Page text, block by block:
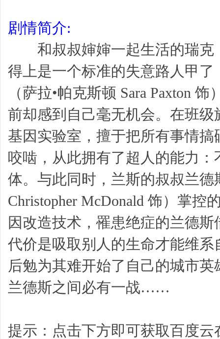
剧情简介:
和叔叔婶婶一起生活的瑞克
得上是一个标准的失意路人甲
（萨拉•帕克斯顿 Sara Paxton
前却感到自己毫无机会。在班
基因实验室，擅于把所有事情
咬啮，从此拥有了超人的能力
体。与此同时，兰斯的叔叔兰德
Christopher McDonald 饰）掌
因改造技术，罹患绝症的兰德
代价是吸取别人的生命才能维
后勉为其难开始了自己的城市
兰德斯之间必有一战……
提示：点击下方即可获取百度